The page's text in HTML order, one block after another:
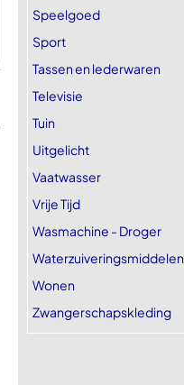
Speelgoed
Sport
Tassen en lederwaren
Televisie
Tuin
Uitgelicht
Vaatwasser
Vrije Tijd
Wasmachine - Droger
Waterzuiveringsmiddelen
Wonen
Zwangerschapskleding